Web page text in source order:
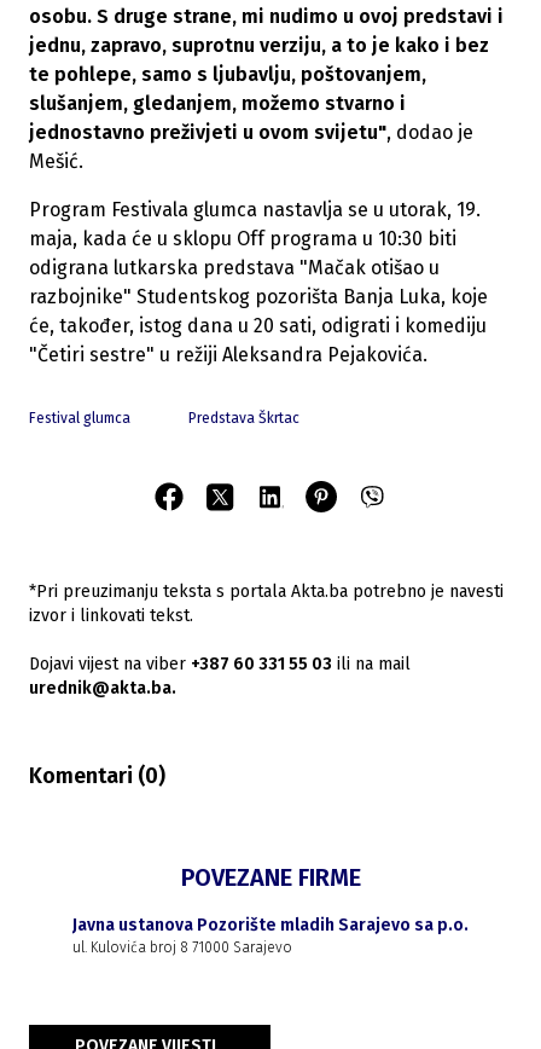
osobu. S druge strane, mi nudimo u ovoj predstavi i
jednu, zapravo, suprotnu verziju, a to je kako i bez
te pohlepe, samo s ljubavlju, poštovanjem,
slušanjem, gledanjem, možemo stvarno i
jednostavno preživjeti u ovom svijetu", dodao je
Mešić.
Program Festivala glumca nastavlja se u utorak, 19.
maja, kada će u sklopu Off programa u 10:30 biti
odigrana lutkarska predstava "Mačak otišao u
razbojnike" Studentskog pozorišta Banja Luka, koje
će, također, istog dana u 20 sati, odigrati i komediju
"Četiri sestre" u režiji Aleksandra Pejakovića.
Festival glumca Predstava Škrtac
*Pri preuzimanju teksta s portala Akta.ba potrebno je navesti
izvor i linkovati tekst.
Dojavi vijest na viber +387 60 331 55 03 ili na mail
urednik@akta.ba.
Komentari (0)
POVEZANE FIRME
Javna ustanova Pozorište mladih Sarajevo sa p.o.
ul. Kulovića broj 8 71000 Sarajevo